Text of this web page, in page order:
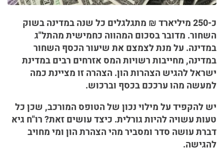
כ-250 מיליארד ₪ מתגלגלים כל שנה במדינה בשוק
השחור. מדובר בסכום המהווה כחמישית מהתל"ג
במדינה. על מנת לצמצם את שיעור הכסף השחור
במדינה, מחייבות רשויות המס אזרחים רבים במדינת
ישראל להגיש הצהרות הון. הצהרה זו מציינת כמה
למעשה מהו ערככם בכסף וברכוש.
יש להקפיד על מילוי נכון של הטופס המורכב, שכן כל
טעות עשויה להיות גורלית. כיצד עושים זאת? רו"ח גיא
דברת עושה סדר ומסביר מהי הצהרת הון ומי מחויב
להגישה.